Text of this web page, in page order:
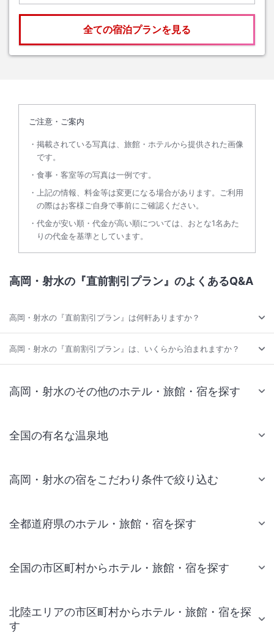
全ての宿泊プランを見る
ご注意・ご案内
掲載されている写真は、旅館・ホテルから提供された画像
です。
食事・客室等の写真は一例です。
上記の情報、料金等は変更になる場合があります。ご利用
の際はお客様ご自身で事前にご確認ください。
代金が安い順・代金が高い順については、おとな1名あた
りの代金を基準としています。
高岡・射水の『直前割引プラン』のよくあるQ&A
高岡・射水の『直前割引プラン』は何軒ありますか？
高岡・射水の『直前割引プラン』は、いくらから泊まれますか？
高岡・射水のその他のホテル・旅館・宿を探す
全国の有名な温泉地
高岡・射水の宿をこだわり条件で絞り込む
全都道府県のホテル・旅館・宿を探す
全国の市区町村からホテル・旅館・宿を探す
北陸エリアの市区町村からホテル・旅館・宿を探
す